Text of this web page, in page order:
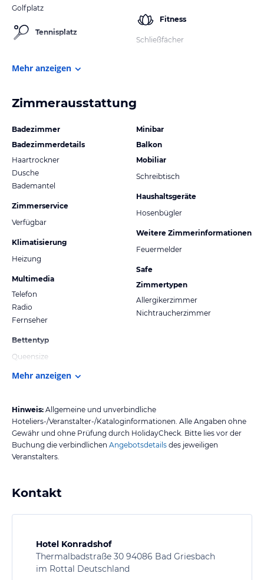
Golfplatz
Tennisplatz
Fitness
Schließfächer
Mehr anzeigen
Zimmerausstattung
Badezimmer
Badezimmerdetails
Haartrockner
Dusche
Bademantel
Zimmerservice
Verfügbar
Klimatisierung
Heizung
Multimedia
Telefon
Radio
Fernseher
Bettentyp
Queensize
Minibar
Balkon
Mobiliar
Schreibtisch
Haushaltsgeräte
Hosenbügler
Weitere Zimmerinformationen
Feuermelder
Safe
Zimmertypen
Allergikerzimmer
Nichtraucherzimmer
Mehr anzeigen
Hinweis: Allgemeine und unverbindliche
Hoteliers-/Veranstalter-/Kataloginformationen. Alle Angaben ohne
Gewähr und ohne Prüfung durch HolidayCheck. Bitte lies vor der
Buchung die verbindlichen Angebotsdetails des jeweiligen
Veranstalters.
Kontakt
Hotel Konradshof
Thermalbadstraße 30 94086 Bad Griesbach
im Rottal Deutschland